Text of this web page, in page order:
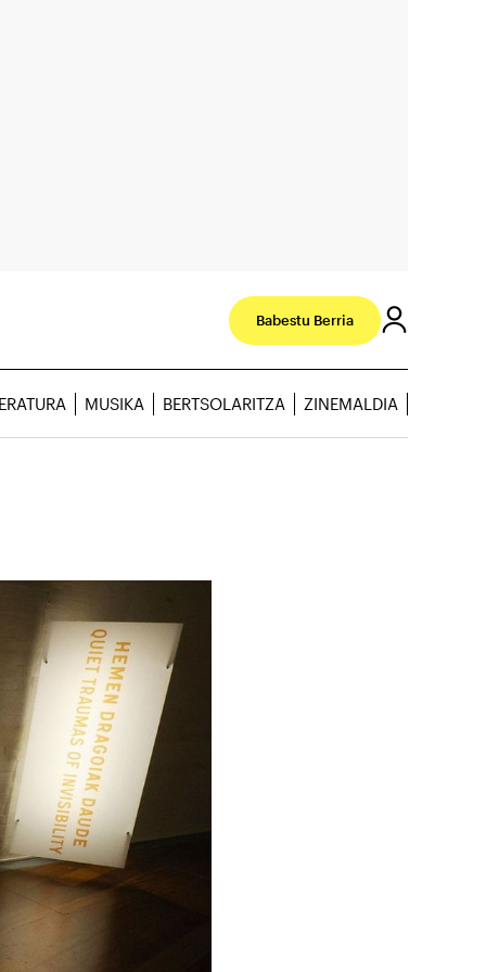
Babestu Berria
MUSIKA BERTSOLARITZA ZINEMALDIA